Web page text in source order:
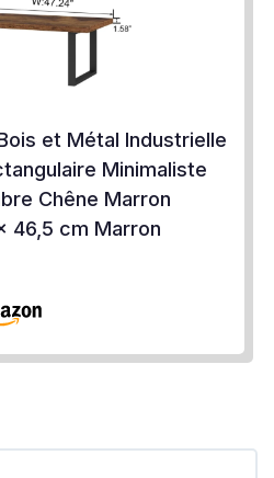
et Métal Industrielle
Minimaliste
Chêne Marron
46,5 cm Marron